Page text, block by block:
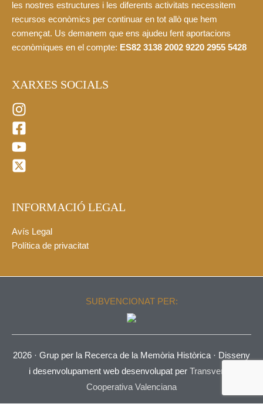
les nostres estructures i les diferents activitats necessitem
recursos econòmics per continuar en tot allò que hem
començat. Us demanem que ens ajudeu fent aportacions
econòmiques en el compte: ES82 3138 2002 9220 2955 5428
XARXES SOCIALS
INFORMACIÓ LEGAL
Avís Legal
Política de privacitat
SUBVENCIONAT PER:
2026 · Grup per la Recerca de la Memòria Històrica · Disseny
i desenvolupament web desenvolupat per Transversal
Cooperativa Valenciana